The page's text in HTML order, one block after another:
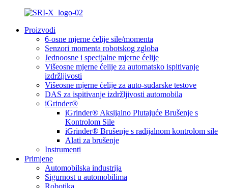
Proizvodi
6-osne mjerne ćelije sile/momenta
Senzori momenta robotskog zgloba
Jednoosne i specijalne mjerne ćelije
Višeosne mjerne ćelije za automatsko ispitivanje
izdržljivosti
Višeosne mjerne ćelije za auto-sudarske testove
DAS za ispitivanje izdržljivosti automobila
iGrinder®
iGrinder® Aksijalno Plutajuće Brušenje s
Kontrolom Sile
iGrinder® Brušenje s radijalnom kontrolom sile
Alati za brušenje
Instrumenti
Primjene
Automobilska industrija
Sigurnost u automobilima
Robotika